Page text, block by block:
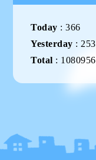
Today :366
Yesterday :253
Total : 1080956